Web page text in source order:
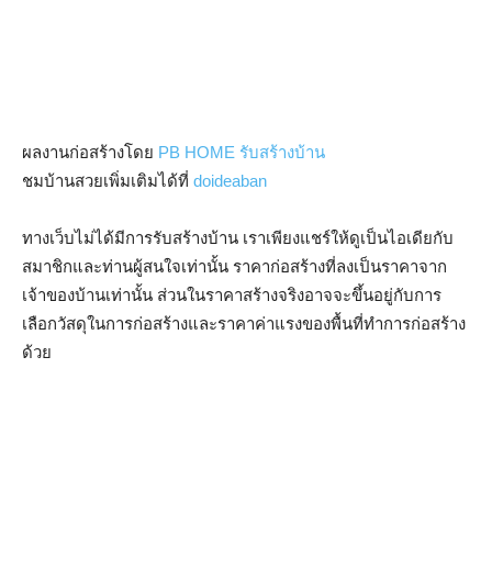
ผลงานก่อสร้างโดย PB HOME รับสร้างบ้าน
ชมบ้านสวยเพิ่มเติมได้ที่ doideaban
ทางเว็บไม่ได้มีการรับสร้างบ้าน เราเพียงแชร์ให้ดูเป็นไอเดียกับ
สมาชิกและท่านผู้สนใจเท่านั้น ราคาก่อสร้างที่ลงเป็นราคาจาก
เจ้าของบ้านเท่านั้น ส่วนในราคาสร้างจริงอาจจะขึ้นอยู่กับการ
เลือกวัสดุในการก่อสร้างและราคาค่าแรงของพื้นที่ทำการก่อสร้าง
ด้วย